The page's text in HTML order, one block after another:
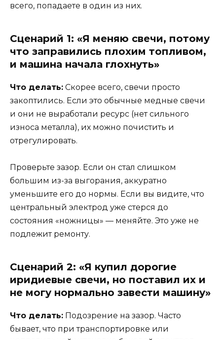
всего, попадаете в один из них.
Сценарий 1: «Я меняю свечи, потому
что заправились плохим топливом,
и машина начала глохнуть»
Что делать: Скорее всего, свечи просто
закоптились. Если это обычные медные свечи
и они не выработали ресурс (нет сильного
износа металла), их можно почистить и
отрегулировать.
Проверьте зазор. Если он стал слишком
большим из-за выгорания, аккуратно
уменьшите его до нормы. Если вы видите, что
центральный электрод уже стерся до
состояния «ножницы» — меняйте. Это уже не
подлежит ремонту.
Сценарий 2: «Я купил дорогие
иридиевые свечи, но поставил их и
не могу нормально завести машину»
Что делать: Подозрение на зазор. Часто
бывает, что при транспортировке или